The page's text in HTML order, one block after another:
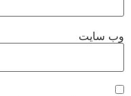
وب‌ سایت